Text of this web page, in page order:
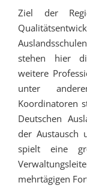
Ziel der
stehen hier
weitere
unter
Koordinatoren
Deutschen
der Austausch
spielt eine
mehrtägigen